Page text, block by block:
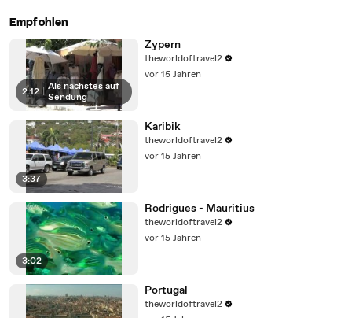
Empfohlen
2:12
Als nächstes auf
Sendung
Zypern
theworldoftravel2
vor 15 Jahren
3:37
Karibik
theworldoftravel2
vor 15 Jahren
3:02
Rodrigues - Mauritius
theworldoftravel2
vor 15 Jahren
Portugal
theworldoftravel2